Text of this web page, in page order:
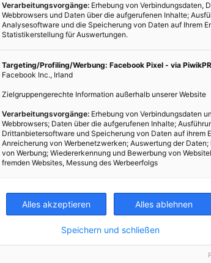
Verarbeitungsvorgänge: Erhebung von Verbindungsdaten,
Webbrowsers und Daten über die aufgerufenen Inhalte;
Analysesoftware und die Speicherung von Daten auf Ihrem
Statistikerstellung für Auswertungen.
Targeting/Profiling/Werbung: Facebook Pixel - via
Facebook Inc., Irland
Zielgruppengerechte Information außerhalb unserer Website
Verarbeitungsvorgänge: Erhebung von Verbindungsdaten
Webbrowsers; Daten über die aufgerufenen Inhalte;
Drittanbietersoftware und Speicherung von Daten auf ihrem
Anreicherung von Werbenetzwerken; Auswertung der Daten;
von Werbung; Wiedererkennung und Bewerbung von
fremden Websites, Messung des Werbeerfolgs
Alles akzeptieren Alles ablehnen
Speichern und schließen